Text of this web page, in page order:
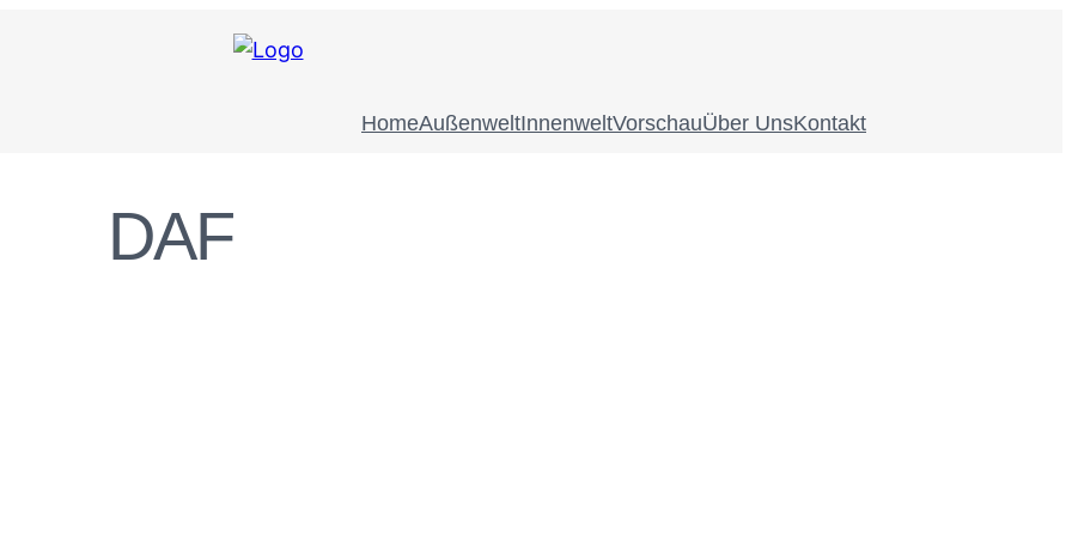
HomeAußenweltInnenweltVorschauÜber UnsKontakt
DAF